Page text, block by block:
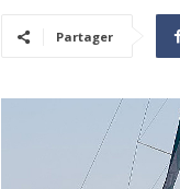
Partager